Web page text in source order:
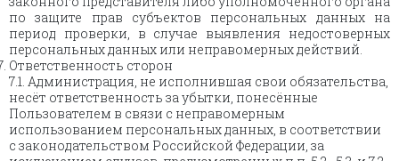
по защите прав субъектов персональных данных на
период проверки, в случае выявления недостоверных
персональных данных или неправомерных действий.
Ответственность сторон
7.1. Администрация, не исполнившая свои обязательства,
несёт ответственность за убытки, понесённые
Пользователем в связи с неправомерным
использованием персональных данных, в соответствии
с законодательством Российской Федерации, за